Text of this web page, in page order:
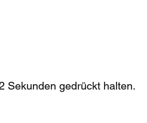
Sekunden gedrückt halten.